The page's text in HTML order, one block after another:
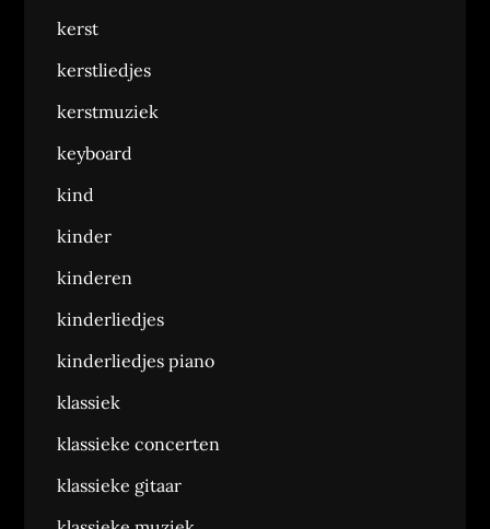
kerst
kerstliedjes
kerstmuziek
keyboard
kind
kinder
kinderen
kinderliedjes
kinderliedjes piano
klassiek
klassieke concerten
klassieke gitaar